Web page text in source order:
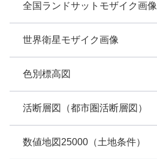
全国ランドサットモザイク画像
世界衛星モザイク画像
色別標高図
活断層図（都市圏活断層図）
数値地図25000（土地条件）